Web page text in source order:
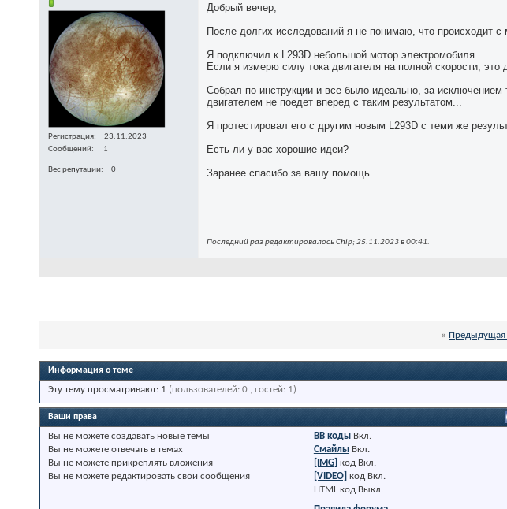
Регистрация
23.11.2023
Сообщений
1
Вес репутации 0
Добрый вечер,
После долгих исследований я не понимаю, что происходит с
Я подключил к L293D небольшой мотор электромобиля.
Если я измерю силу тока двигателя на полной скорости,
Собрал по инструкции и все было идеально, за
двигателем не поедет вперед с таким результатом...
Я протестировал его с другим новым L293D с теми же
Есть ли у вас хорошие идеи?
Заранее спасибо за вашу помощь
Последний раз редактировалось Chip; 25.11.2023 в00:41.
« Предыдущая
Информация о теме
Эту тему просматривают: 1 (пользователей: 0 , гостей: 1)
Ваши права
Вы не можете создавать новые темы
Вы не можете отвечать в темах
Вы не можете прикреплять вложения
Вы не можете редактировать свои сообщения
BB коды Вкл.
Смайлы Вкл.
[IMG] код Вкл.
[VIDEO] код Вкл.
HTML код Выкл.